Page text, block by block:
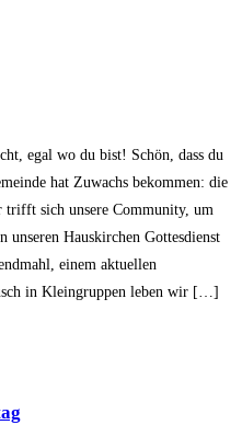
egal wo du bist! Schön, dass du
hat Zuwachs bekommen: die
sich unsere Community, um
Hauskirchen Gottesdienst
einem aktuellen
in Kleingruppen leben wir […]